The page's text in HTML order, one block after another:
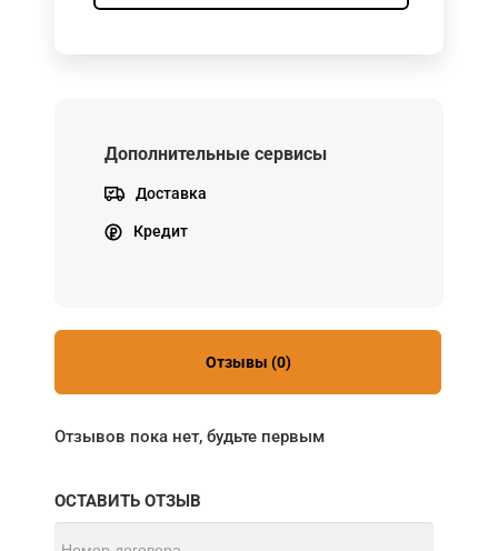
Дополнительные сервисы
Доставка
Кредит
Отзывы (0)
Отзывов пока нет, будьте первым
ОСТАВИТЬ ОТЗЫВ